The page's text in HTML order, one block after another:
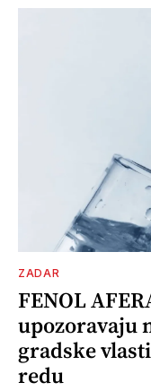
ZADAR
FENOL
upozoravaju
gradske
redu